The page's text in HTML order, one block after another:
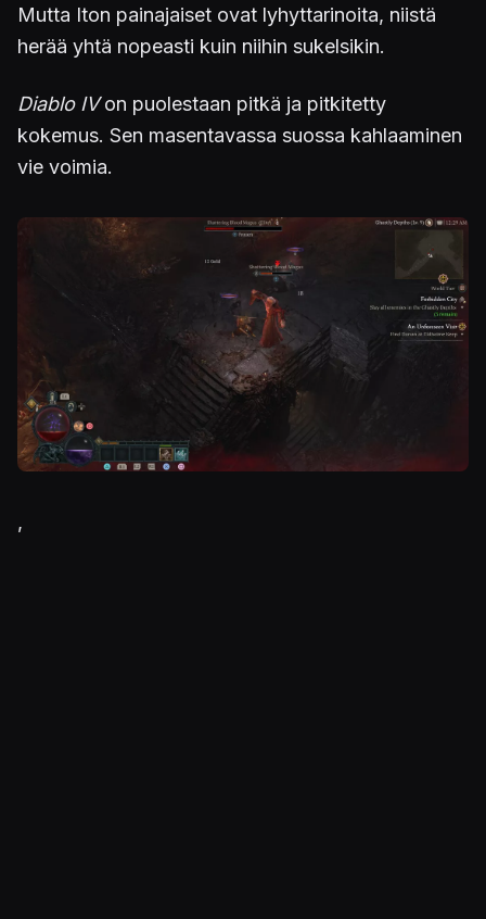
Mutta Iton painajaiset ovat lyhyttarinoita, niistä
herää yhtä nopeasti kuin niihin sukelsikin.
Diablo IVon puolestaan pitkä ja pitkitetty
kokemus. Sen masentavassa suossa kahlaaminen
vie voimia.
,